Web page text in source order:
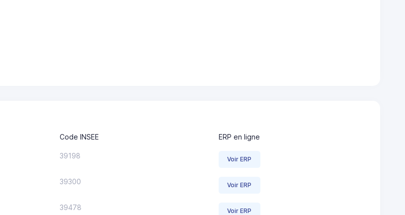
Code INSEE ERP en ligne
39198 Voir ERP
39300 Voir ERP
39478 Voir ERP